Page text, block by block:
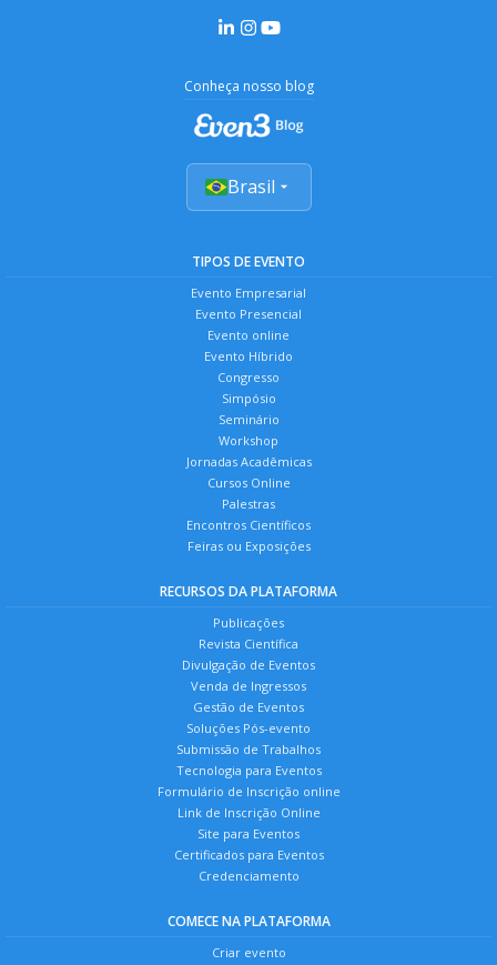
Conheça nosso blog
Brasil
TIPOS DE EVENTO
Evento Empresarial
Evento Presencial
Evento online
Evento Híbrido
Congresso
Simpósio
Seminário
Workshop
Jornadas Acadêmicas
Cursos Online
Palestras
Encontros Científicos
Feiras ou Exposições
RECURSOS DA PLATAFORMA
Publicações
Revista Científica
Divulgação de Eventos
Venda de Ingressos
Gestão de Eventos
Soluções Pós-evento
Submissão de Trabalhos
Tecnologia para Eventos
Formulário de Inscrição online
Link de Inscrição Online
Site para Eventos
Certificados para Eventos
Credenciamento
COMECE NA PLATAFORMA
Criar evento